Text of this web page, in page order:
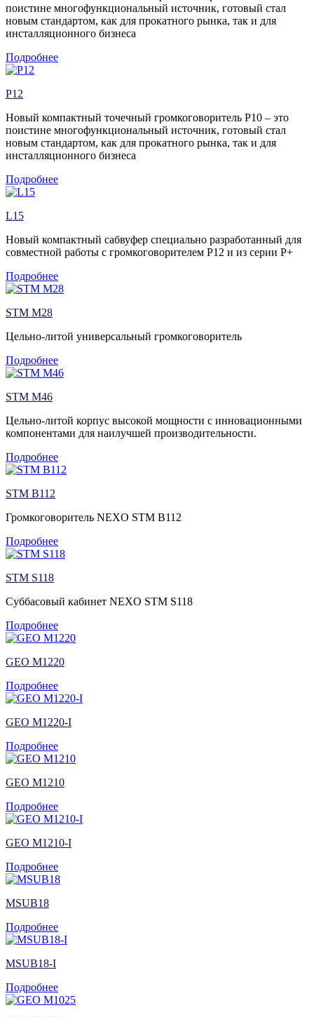
поистине многофункциональный источник, готовый стал
новым стандартом, как для прокатного рынка, так и для
инсталляционного бизнеса
Подробнее
P12
Новый компактный точечный громкоговоритель P10 – это
поистине многофункциональный источник, готовый стал
новым стандартом, как для прокатного рынка, так и для
инсталляционного бизнеса
Подробнее
L15
Новый компактный cабвуфер специально разработанный для
совместной работы с громкоговорителем P12 и из серии P+
Подробнее
STM M28
Цельно-литой универсальный громкоговоритель
Подробнее
STM M46
Цельно-литой корпус высокой мощности с инновационными
компонентами для наилучшей производительности.
Подробнее
STM B112
Громкоговоритель NEXO STM B112
Подробнее
STM S118
Суббасовый кабинет NEXO STM S118
Подробнее
GEO M1220
Подробнее
GEO M1220-I
Подробнее
GEO M1210
Подробнее
GEO M1210-I
Подробнее
MSUB18
Подробнее
MSUB18-I
Подробнее